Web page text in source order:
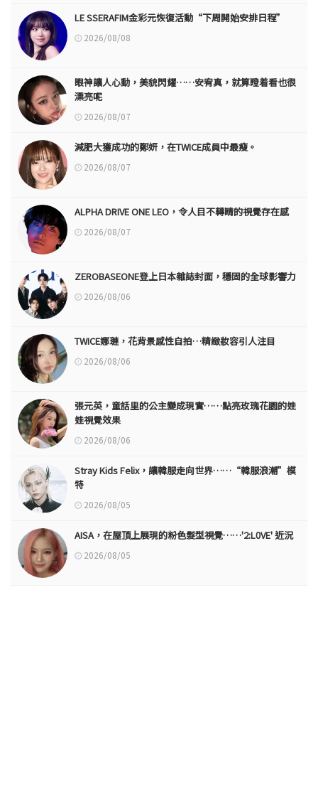
LE SSERAFIM金彩元恢復活動“下周開始安排日程”
2026/08/08
眼神讓人心動，美貌閃耀……安宥真，就算瞪着看也很
漂亮呢
2026/08/07
減肥大獲成功的鄭妍，在TWICE成員中最瘦。
2026/08/07
ALPHA DRIVE ONE LEO，令人目不轉睛的視覺存在感
2026/08/07
ZEROBASEONE登上日本雜誌封面，穩固的全球影響力
2026/08/06
TWICE娜璉，花背景感性自拍…精緻妝容引人注目
2026/08/06
張元英，童話里的公主變成現實……點亮玫瑰花園的娃
娃視覺效果
2026/08/06
Stray Kids Felix，讓韓服走向世界……“韓服浪潮”模
特
2026/08/05
AISA，在屋頂上展現的粉色髮型視覺……'2:L0VE' 近況
2026/08/05